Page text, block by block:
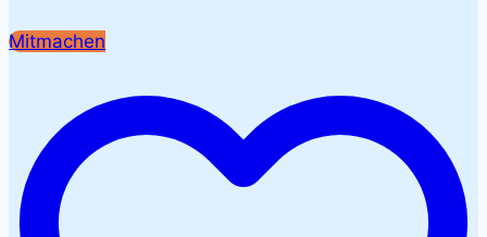
Mitmachen